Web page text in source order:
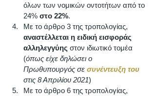
όλων των νομικών οντοτήτων από το
24% στο 22%.
Με το άρθρο 3 της τροπολογίας,
αναστέλλεται η ειδική εισφοράς
αλληλεγγύης στον ιδιωτικό τομέα
(όπως είχε δηλώσει ο
Πρωθυπουργός σε συνέντευξη του
στις 8 Απριλίου 2021)
Με το άρθρο 6 της τροπολογίας,